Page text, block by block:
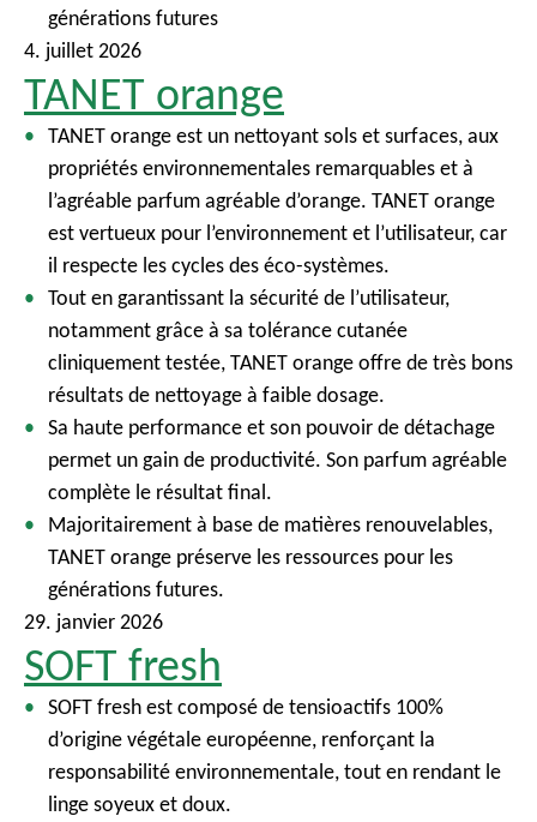
générations futures
4. juillet 2026
TANET orange
TANET orange est un nettoyant sols et surfaces, aux
propriétés environnementales remarquables et à
l’agréable parfum agréable d’orange. TANET orange
est vertueux pour l’environnement et l’utilisateur, car
il respecte les cycles des éco-systèmes.
Tout en garantissant la sécurité de l’utilisateur,
notamment grâce à sa tolérance cutanée
cliniquement testée, TANET orange offre de très bons
résultats de nettoyage à faible dosage.
Sa haute performance et son pouvoir de détachage
permet un gain de productivité. Son parfum agréable
complète le résultat final.
Majoritairement à base de matières renouvelables,
TANET orange préserve les ressources pour les
générations futures.
29. janvier 2026
SOFT fresh
SOFT fresh est composé de tensioactifs 100%
d’origine végétale européenne, renforçant la
responsabilité environnementale, tout en rendant le
linge soyeux et doux.